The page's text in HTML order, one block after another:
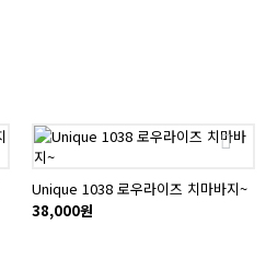
Unique 1038 로우라이즈 치마바지~
38,000원